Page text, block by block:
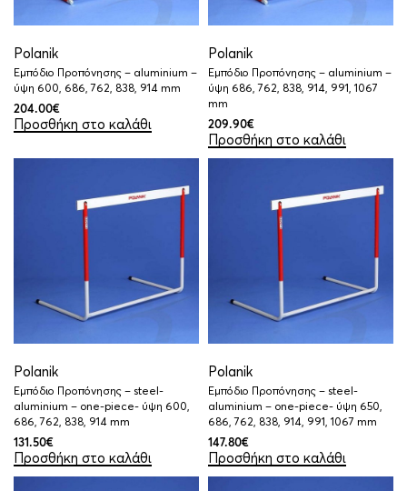
Polanik
Εμπόδιο Προπόνησης – aluminium –
ύψη 600, 686, 762, 838, 914 mm
204.00€
Προσθήκη στο καλάθι
Polanik
Εμπόδιο Προπόνησης – aluminium –
ύψη 686, 762, 838, 914, 991, 1067
mm
209.90€
Προσθήκη στο καλάθι
Polanik
Εμπόδιο Προπόνησης – steel-
aluminium – one-piece- ύψη 600,
686, 762, 838, 914 mm
131.50€
Προσθήκη στο καλάθι
Polanik
Εμπόδιο Προπόνησης – steel-
aluminium – one-piece- ύψη 650,
686, 762, 838, 914, 991, 1067 mm
147.80€
Προσθήκη στο καλάθι